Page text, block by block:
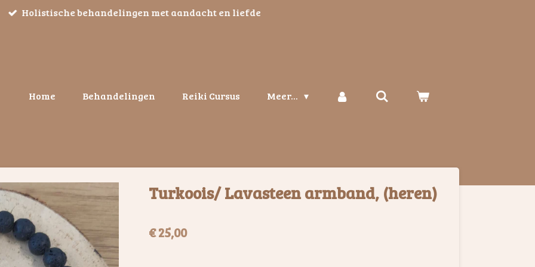
Holistische behandelingen met aandacht en liefde
Home Behandelingen Reiki Cursus Meer...
Turkoois/ Lavasteen armband, (heren)
€ 25,00